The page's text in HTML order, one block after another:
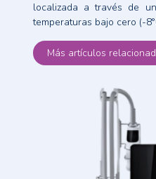
localizada a través de
temperaturas bajo cero (-
Más artículos